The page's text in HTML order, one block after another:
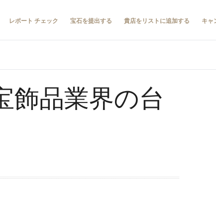
レポート チェック 宝石を提出する 貴店をリストに追加する キャ
飾品業界の台